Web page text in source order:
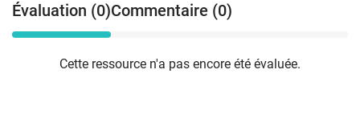
Évaluation (0)Commentaire (0)
Cette ressource n'a pas encore été évaluée.